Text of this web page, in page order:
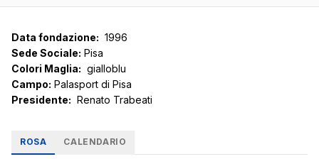
Data fondazione: 1996
Sede Sociale: Pisa
Colori Maglia: gialloblu
Campo: Palasport di Pisa
Presidente: Renato Trabeati
ROSA CALENDARIO